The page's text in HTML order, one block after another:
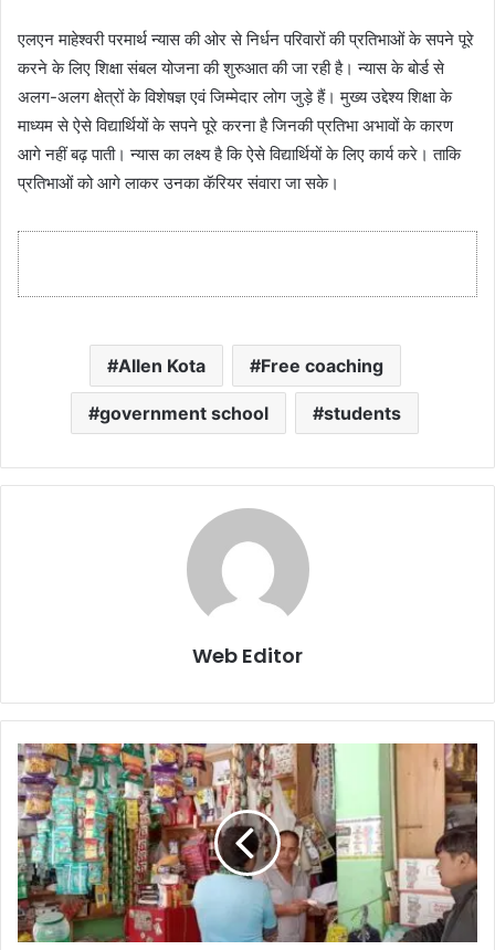
एलएन माहेश्वरी परमार्थ न्यास की ओर से निर्धन परिवारों की प्रतिभाओं के सपने पूरे
करने के लिए शिक्षा संबल योजना की शुरुआत की जा रही है। न्यास के बोर्ड से
अलग-अलग क्षेत्रों के विशेषज्ञ एवं जिम्मेदार लोग जुड़े हैं। मुख्य उद्देश्य शिक्षा के
माध्यम से ऐसे विद्यार्थियों के सपने पूरे करना है जिनकी प्रतिभा अभावों के कारण
आगे नहीं बढ़ पाती। न्यास का लक्ष्य है कि ऐसे विद्यार्थियों के लिए कार्य करे। ताकि
प्रतिभाओं को आगे लाकर उनका कॅरियर संवारा जा सके।
Allen Kota Free coaching
government school students
Web Editor